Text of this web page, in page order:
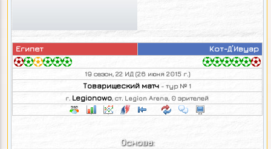
Египет Кот-Д’Ивуар
19 сезон, 22 ИД (26 июня 2015 г.)
Товарищеский матч - тур № 1
г. Legionowo, ст. Legion Arena, 0 зрителей
Основа: